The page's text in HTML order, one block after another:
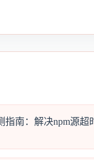
指南：解决npm源